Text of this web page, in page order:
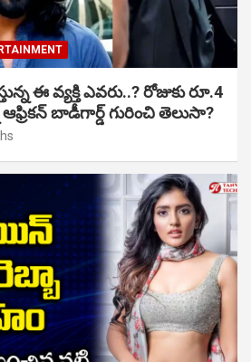
ఈ వ్యక్తి ఎవరు..? రోజుకు రూ.4
ఆఫ్రికన్ బాడీగార్డ్ గురించి తెలుసా?